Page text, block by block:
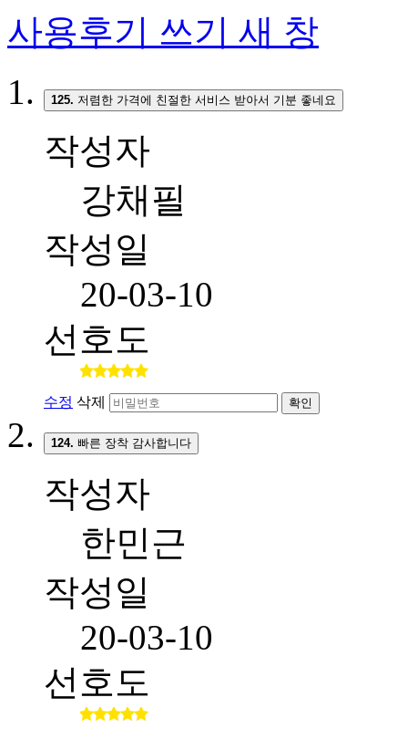
사용후기 쓰기 새 창
125. 저렴한 가격에 친절한 서비스 받아서 기분 좋네요
작성자
강채필
작성일
20-03-10
선호도
수정 삭제 확인
124. 빠른 장착 감사합니다
작성자
한민근
작성일
20-03-10
선호도